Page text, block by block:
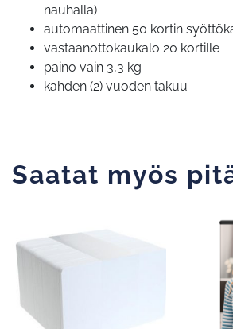
nauhalla)
automaattinen 50 kortin
vastaanottokaukalo 20 kortille
paino vain 3,3 kg
kahden (2) vuoden takuu
Saatat myös